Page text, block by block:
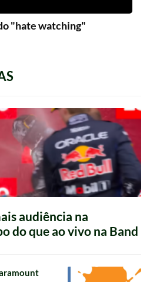
"hate watching"
audiência na
do que ao vivo na Band